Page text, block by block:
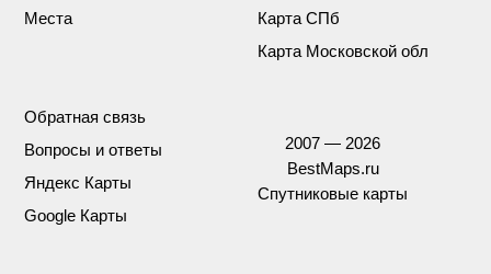
Места
Карта СПб
Карта Московской обл
Обратная связь
Вопросы и ответы
Яндекс Карты
Google Карты
2007 — 2026
BestMaps.ru
Спутниковые карты